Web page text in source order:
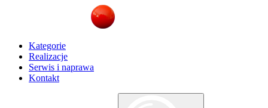
Kategorie
Realizacje
Serwis i naprawa
Kontakt